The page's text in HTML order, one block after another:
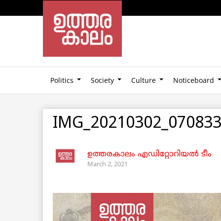
Politics Society Culture Noticeboard
ഉത്തരകാലം എഡിറ്റോറിയല്‍ ടീം
March 2, 2021